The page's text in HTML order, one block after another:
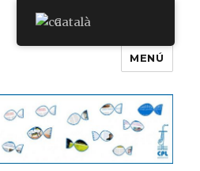
MENÚ
Català